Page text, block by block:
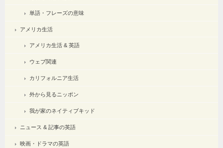
単語・フレーズの意味
アメリカ生活
アメリカ生活 & 英語
ウェブ関連
カリフォルニア生活
外から見るニッポン
我が家のネイティブキッド
ニュース & 記事の英語
映画・ドラマの英語